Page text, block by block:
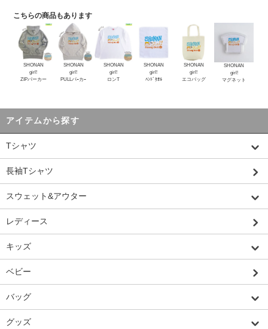
こちらの商品もあります
SHONAN
girl!
ZIPパーカー
SHONAN
girl!
PULLパｰカｰ
SHONAN
girl!
ロンT
SHONAN
girl!
ﾊﾝﾄﾞﾀｵﾙ
SHONAN
girl!
エコバッグ
SHONAN
girl!
マグネット
アイテムから探す
Tシャツ
長袖Tシャツ
スウェット&アウター
レディース
キッズ
ベビー
バッグ
グッズ